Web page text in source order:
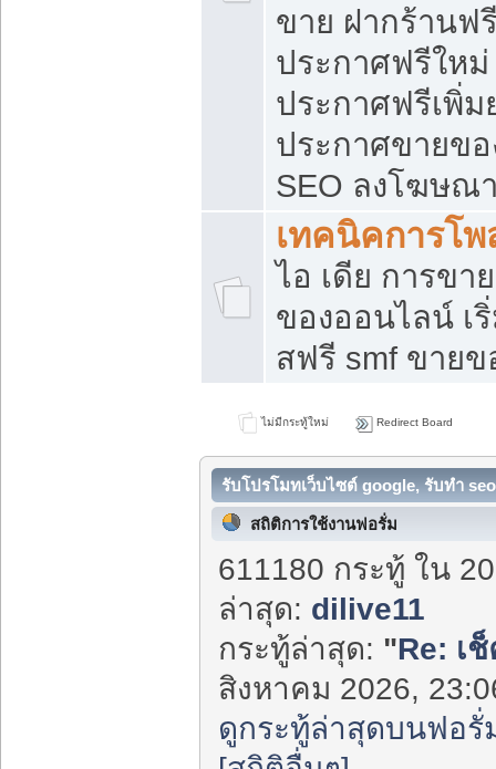
ขาย ฝากร้านฟ
ประกาศฟรีใหม่
ประกาศฟรีเพิ่
ประกาศขายข
SEO ลงโฆษณ
เทคนิคการโ
ไอ เดีย การขา
ของออนไลน์ เ
สฟรี smf ขาย
ไม่มีกระทู้ใหม่ Redirect Board
รับโปรโมทเว็บไซต์ google, รับทำ
สถิติการใช้งานฟอรั่ม
611180 กระทู้ ใน
ล่าสุด: dilive11
กระทู้ล่าสุด: "Re: เ
สิงหาคม 2026,
ดูกระทู้ล่าสุดบนฟอรั่